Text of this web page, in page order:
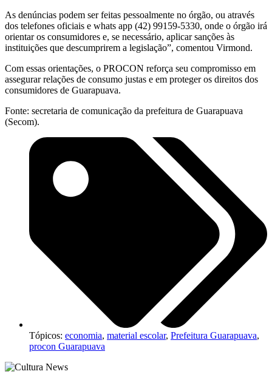
As denúncias podem ser feitas pessoalmente no órgão, ou através
dos telefones oficiais e whats app (42) 99159-5330, onde o órgão irá
orientar os consumidores e, se necessário, aplicar sanções às
instituições que descumprirem a legislação”, comentou Virmond.
Com essas orientações, o PROCON reforça seu compromisso em
assegurar relações de consumo justas e em proteger os direitos dos
consumidores de Guarapuava.
Fonte: secretaria de comunicação da prefeitura de Guarapuava
(Secom).
Tópicos: economia, material escolar, Prefeitura Guarapuava,
procon Guarapuava